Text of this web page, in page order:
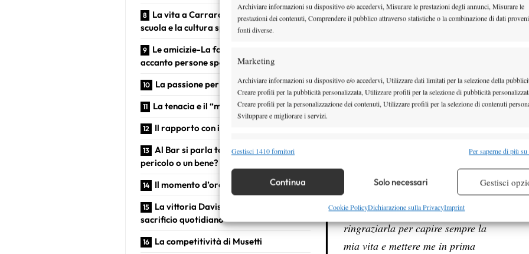
Archiviare informazioni su dispositivo e/o accedervi, Misurare le prestazioni degli annunci, Misurare le
prestazioni dei contenuti, Comprendere il pubblico attraverso statistiche o la combinazione di dati
fonti diverse.
Marketing
Archiviare informazioni su dispositivo e/o accedervi, Utilizzare dati limitati per la selezione della
Creare profili per la pubblicità personalizzata, Utilizzare profili per la selezione di pubblicità
Creare profili per la personalizzazione dei contenuti, Utilizzare profili per la selezione di contenuti
Sviluppare e migliorare i servizi.
Funzionalità
Identificare i dispositivi in base alle informazioni trasmesse automaticamente.
Garantire la sicurezza, prevenire e rilevare frodi, correggere errori,
Erogare e presentare pubblicità e contenuto, Salvare e comunicare le
scelte sulla privacy.
Gestisci 1410 fornitori Per saperne di più
Continua Solo necessari Gestisci
Cookie PolicyDichiarazione sulla PrivacyImprint
La vita a Carrara- I ricordo della
scuola e la cultura sportiva
Le amicizie-La fortuna di avere
accanto persone speciali
La passione per la Juve e Buffon
La tenacia e il “marmo” di Carrara
Il rapporto con i social
Al Bar si parla tanto di tennis, un
pericolo o un bene?
Il momento d’oro del tennis italiano
La vittoria Davis- “Il coronamento del
sacrificio quotidiano”
La competitività di Musetti
mi ha aiutato a portare la vittoria
a casa”.
Il tennista azzurro racconta mesi
intensi tra infortuni e un momento
ha dato quel senso di maturità e
responsabilità in più, il fatto di
avere la mia compagna in
procinto di partorire. Devo
ringraziarla per capire sempre la
mia vita e mettere me in prima